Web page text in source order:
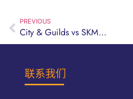
PREVIOUS
City & Guilds vs SKM：到底哪个更适合你？
联系我们